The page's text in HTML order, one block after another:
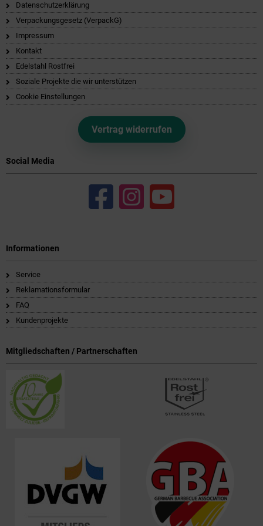
Datenschutzerklärung
Verpackungsgesetz (VerpackG)
Impressum
Kontakt
Edelstahl Rostfrei
Soziale Projekte die wir unterstützen
Cookie Einstellungen
Vertrag widerrufen
Social Media
Informationen
Service
Reklamationsformular
FAQ
Kundenprojekte
Mitgliedschaften / Partnerschaften